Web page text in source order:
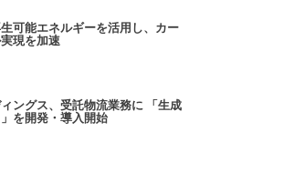
可能エネルギーを活用し、カー
現を加速
ングス、受託物流業務に 「生成
を開発・導入開始